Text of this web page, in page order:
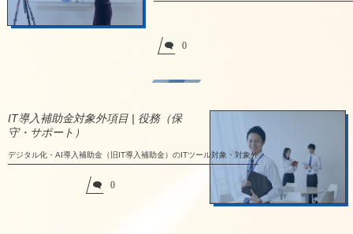
0
IT導入補助金対象外項目 | 役務（保
守・サポート）
デジタル化・AI導入補助金（旧IT導入補助金）のITツール対象・対象外
0